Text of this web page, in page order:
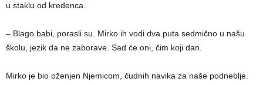
u staklu od kredenca.
– Blago babi, porasli su. Mirko ih vodi dva puta sedmično u našu
školu, jezik da ne zaborave. Sad će oni, čim koji dan.
Mirko je bio oženjen Njemicom, čudnih navika za naše podneblje.